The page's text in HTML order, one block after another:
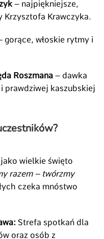
– najpiękniejsze,
Krzysztofa Krawczyka.
gorące, włoskie rytmy i
Roszmana – dawka
prawdziwej kaszubskiej
wielkie święto
razem – twórzmy
czeka mnóstwo
Strefa spotkań dla
oraz osób z